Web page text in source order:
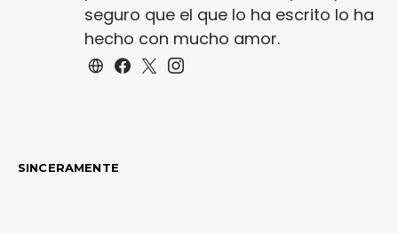
seguro que el que lo ha escrito lo ha
hecho con mucho amor.
SINCERAMENTE